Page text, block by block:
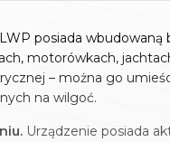
posiada
motorówkach,
– można go
na wilgoć.
Urządzenie posiada